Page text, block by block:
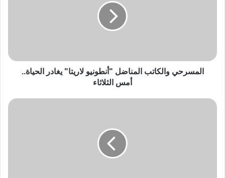
المسرحي والكاتب المناضل "أنطونيو لاريتا" يغادر الحياة..
أمس الثلاثاء